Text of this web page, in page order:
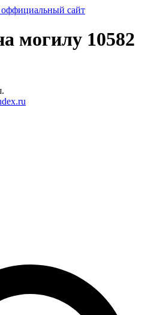
могилу 10582